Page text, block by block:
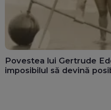
Povestea lui Gertrude
imposibilul să devină